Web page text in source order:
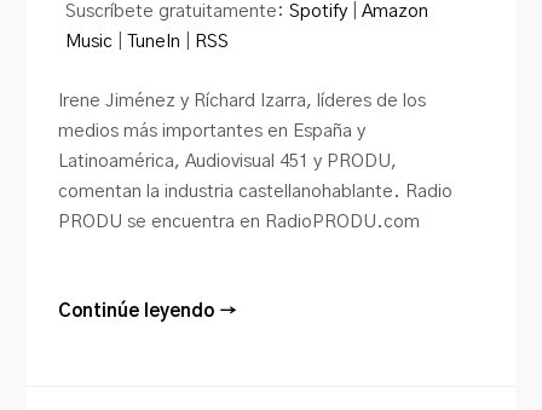
Suscríbete gratuitamente:Spotify |Amazon
Music
TuneIn RSS
Irene Jiménez y Ríchard Izarra, líderes de los
medios más importantes en España y
Latinoamérica, Audiovisual 451 y PRODU,
comentan la industria castellanohablante. Radio
PRODU se encuentra en RadioPRODU.com
Continúe leyendo →